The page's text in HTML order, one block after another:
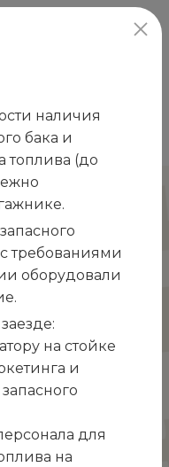
«Тонзиллор»
наличия
бака и
топлива (до
требованиями
оборудовали
на стойке
и
для
на